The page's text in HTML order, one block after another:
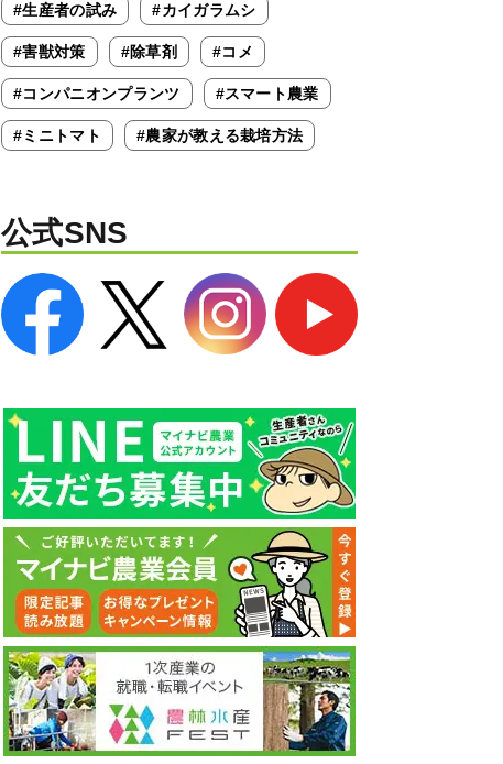
#生産者の試み #カイガラムシ
#害獣対策 #除草剤 #コメ
#コンパニオンプランツ #スマート農業
#ミニトマト #農家が教える栽培方法
公式SNS